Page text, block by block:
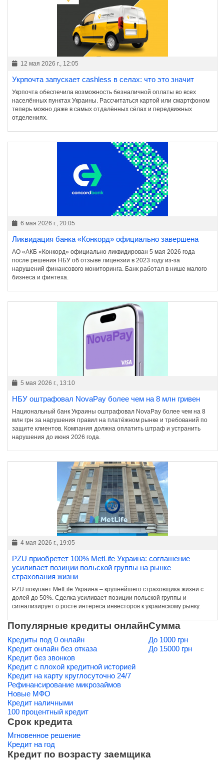
12 мая 2026 г., 12:05
Укрпочта запускает cashless в селах: что это значит
Укрпочта обеспечила возможность безналичной оплаты во всех
населённых пунктах Украины. Рассчитаться картой или смартфоном
теперь можно даже в самых отдалённых сёлах и передвижных
отделениях.
6 мая 2026 г., 20:05
Ликвидация банка «Конкорд» официально завершена
АО «АКБ «Конкорд» официально ликвидирован 5 мая 2026 года
после решения НБУ об отзыве лицензии в 2023 году из-за
нарушений финансового мониторинга. Банк работал в нише малого
бизнеса и финтеха.
5 мая 2026 г., 13:10
НБУ оштрафовал NovaPay более чем на 8 млн гривен
Национальный банк Украины оштрафовал NovaPay более чем на 8
млн грн за нарушения правил на платёжном рынке и требований по
защите клиентов. Компания должна оплатить штраф и устранить
нарушения до июня 2026 года.
4 мая 2026 г., 19:05
PZU приобретет 100% MetLife Украина: соглашение
усиливает позиции польской группы на рынке
страхования жизни
PZU покупает MetLife Украина – крупнейшего страховщика жизни с
долей до 50%. Сделка усиливает позиции польской группы и
сигнализирует о росте интереса инвесторов к украинскому рынку.
Популярные кредиты онлайн
Кредиты под 0 онлайн
Кредит онлайн без отказа
Кредит без звонков
Кредит с плохой кредитной историей
Кредит на карту круглосуточно 24/7
Рефинансирование микрозаймов
Новые МФО
Кредит наличными
100 процентный кредит
Сумма
До 1000 грн
До 15000 грн
Срок кредита
Мгновенное решение
Кредит на год
Кредит по возрасту заемщика